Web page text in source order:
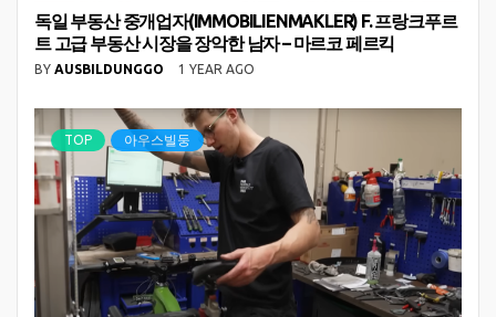
독일 부동산 중개업자(IMMOBILIENMAKLER) F. 프랑크푸르
트 고급 부동산 시장을 장악한 남자 – 마르코 페르킥
BY AUSBILDUNGGO 1 YEAR AGO
TOP 아우스빌둥